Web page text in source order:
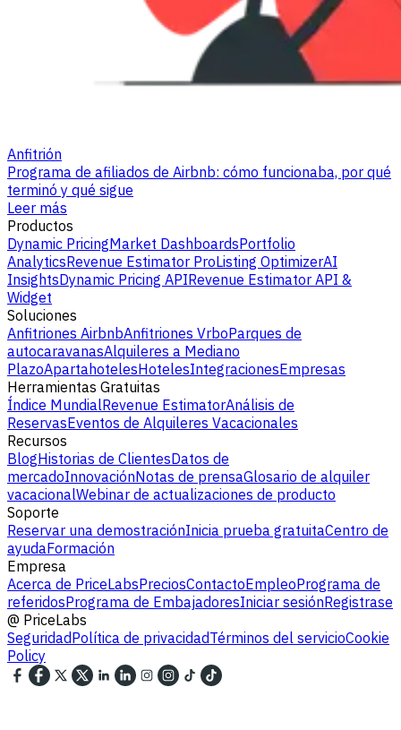
Anfitrión
Programa de afiliados de Airbnb: cómo funcionaba, por qué
terminó y qué sigue
Leer más
Productos
Dynamic PricingMarket DashboardsPortfolio
AnalyticsRevenue Estimator ProListing OptimizerAI
InsightsDynamic Pricing APIRevenue Estimator API &
Widget
Soluciones
Anfitriones AirbnbAnfitriones VrboParques de
autocaravanasAlquileres a Mediano
PlazoApartahotelesHotelesIntegracionesEmpresas
Herramientas Gratuitas
Índice MundialRevenue EstimatorAnálisis de
ReservasEventos de Alquileres Vacacionales
Recursos
BlogHistorias de ClientesDatos de
mercadoInnovaciónNotas de prensaGlosario de alquiler
vacacionalWebinar de actualizaciones de producto
Soporte
Reservar una demostraciónInicia prueba gratuitaCentro de
ayudaFormación
Empresa
Acerca de PriceLabsPreciosContactoEmpleoPrograma de
referidosPrograma de EmbajadoresIniciar sesiónRegistrase
@ PriceLabs
SeguridadPolítica de privacidadTérminos del servicioCookie
Policy